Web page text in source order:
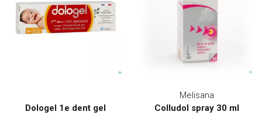
Dologel 1e dent gel
Melisana
Colludol spray 30 ml